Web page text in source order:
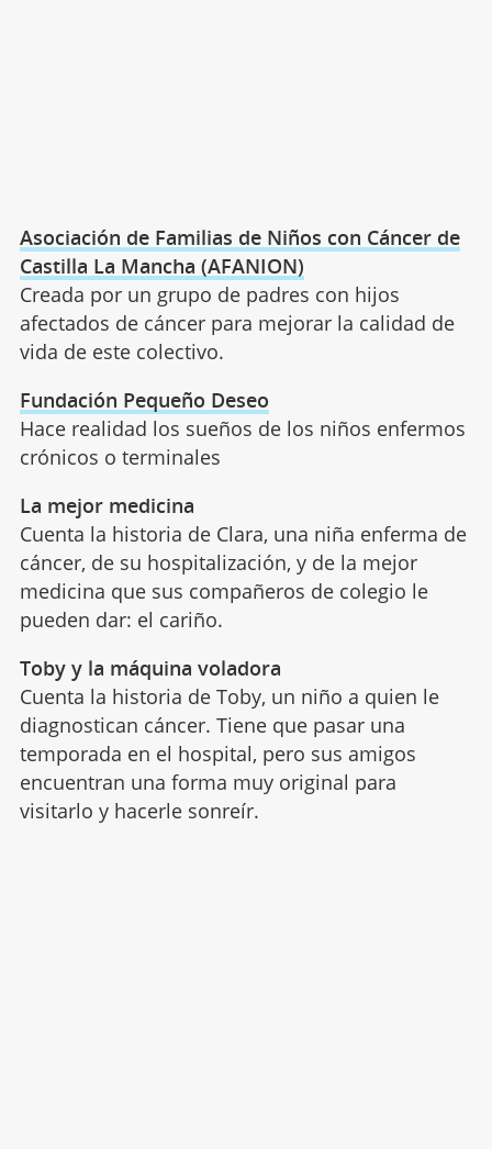
Asociación de Familias de Niños con Cáncer de
Castilla La Mancha (AFANION)
Creada por un grupo de padres con hijos
afectados de cáncer para mejorar la calidad de
vida de este colectivo.
Fundación Pequeño Deseo
Hace realidad los sueños de los niños enfermos
crónicos o terminales
La mejor medicina
Cuenta la historia de Clara, una niña enferma de
cáncer, de su hospitalización, y de la mejor
medicina que sus compañeros de colegio le
pueden dar: el cariño.
Toby y la máquina voladora
Cuenta la historia de Toby, un niño a quien le
diagnostican cáncer. Tiene que pasar una
temporada en el hospital, pero sus amigos
encuentran una forma muy original para
visitarlo y hacerle sonreír.